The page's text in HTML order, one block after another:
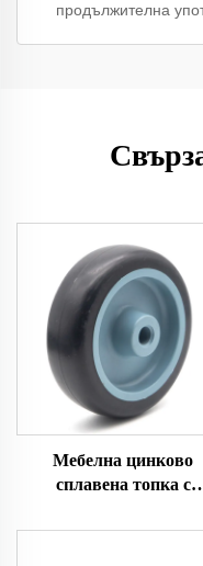
продължителна
Мебелна цинково
сплавена топка с